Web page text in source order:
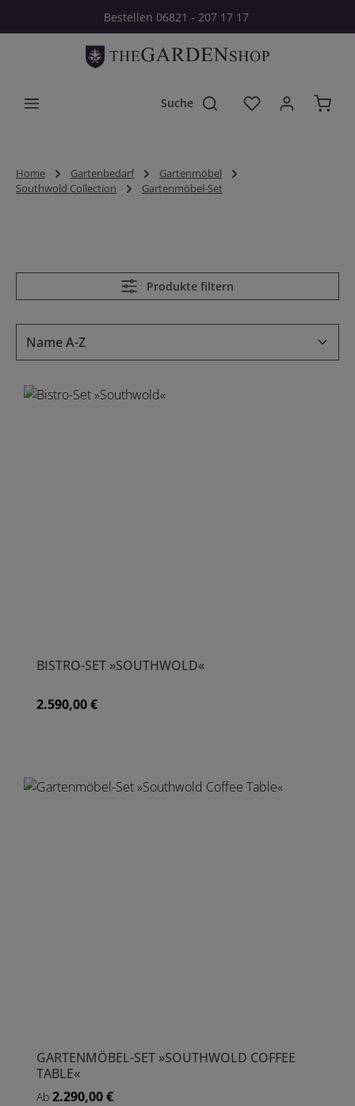
Zum Hauptinhalt springenBestellen 06821 - 207 17 17
Du hast 0
Home Gartenbedarf
Gartenmöbel
Southwold Collection
Gartenmöbel-Set
Produkte filtern
BISTRO-SET »SOUTHWOLD«
Regulärer Preis:
2.590,00 €
GARTENMÖBEL-SET »SOUTHWOLD COFFEE
TABLE«
Regulärer Preis:
Ab 2.290,00 €